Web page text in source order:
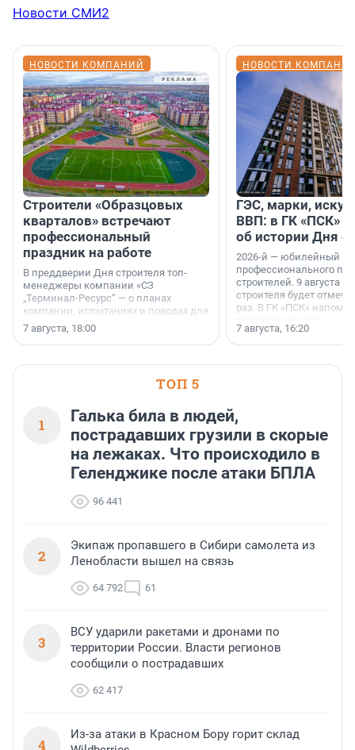
Новости СМИ2
НОВОСТИ КОМПАНИЙ
Строители «Образцовых
кварталов» встречают
профессиональный
праздник на работе
В преддверии Дня строителя топ-
менеджеры компании «СЗ
„Терминал-Ресурс“ — о планах
компании, испытаниях и поводах для
осторожного оптимизма.
7 августа, 18:00
НОВОСТИ
ГЭС, марки,
ВВП: в ГК «ПСК»
об истории Дня
2026-й — юбилейный
профессионального
строителей. 9 августа
строителя будет
раз. В ГК «ПСК»
поменялась роль
7 августа, 16:20
ТОП 5
1
Галька била в людей,
пострадавших грузили в скорые
на лежаках. Что происходило в
Геленджике после атаки БПЛА
96 441
2
Экипаж пропавшего в Сибири самолета из
Ленобласти вышел на связь
64 792 61
3
ВСУ ударили ракетами и дронами по
территории России. Власти регионов
сообщили о пострадавших
62 417
4
Из-за атаки в Красном Бору горит склад